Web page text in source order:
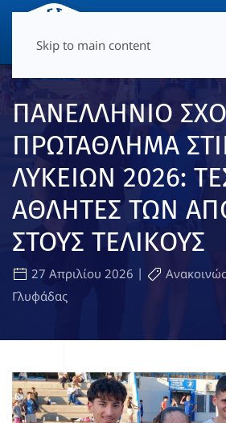
Skip to main content
ΠΑΝΕΛΛΗΝΙΟ
ΠΡΩΤΑΘΛΗΜΑ
ΛΥΚΕΙΩΝ 2026:
ΑΘΛΗΤΕΣ ΤΩΝ
ΣΤΟΥΣ ΤΕΛΙΚΟΥΣ
27 Απριλίου 2026 |
Γλυφάδας